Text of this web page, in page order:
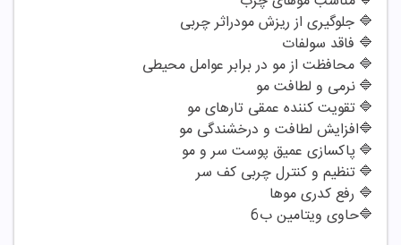
🔷 جلوگیری از ریزش مودراثر چربی
🔷 فاقد سولفات
🔷 محافظت از مو در برابر عوامل محیطی
🔷نرمی و لطافت مو
🔷تقویت کننده عمقی تارهای مو
🔷افزایش لطافت و درخشندگی مو
🔷 پاکسازی عمیق پوست سر و مو
🔷تنظیم و کنترل چربی کف سر
🔷 رفع کدری موها
🔷حاوی ویتامین ب6